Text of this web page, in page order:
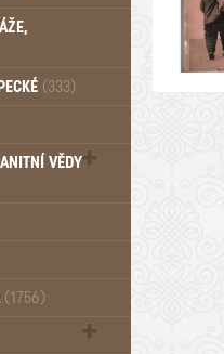
(333)
VĚDY
(761)
(1756)